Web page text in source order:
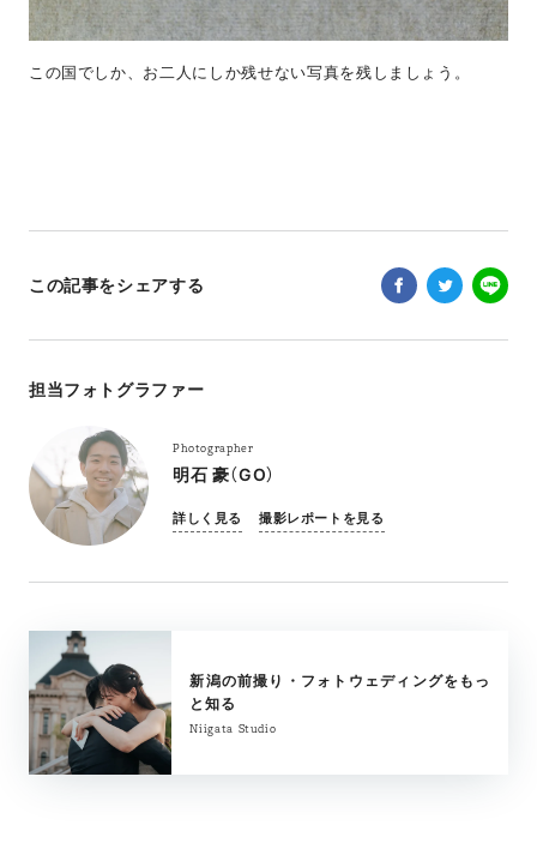
この国でしか、お二人にしか残せない写真を残しましょう。
この記事をシェアする
担当フォトグラファー
Photographer
明石 豪（GO）
詳しく見る 撮影レポートを見る
新潟の前撮り・フォトウェディングをもっ
と知る
Niigata Studio